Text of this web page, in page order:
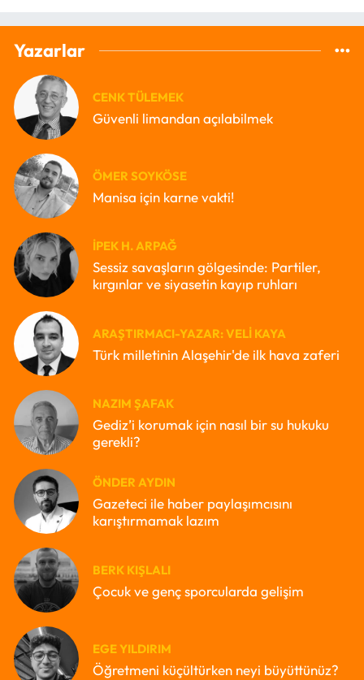
Yazarlar
CENK TÜLEMEK
Güvenli limandan açılabilmek
ÖMER SOYKÖSE
Manisa için karne vakti!
İPEK H. ARPAĞ
Sessiz savaşların gölgesinde: Partiler,
kırgınlar ve siyasetin kayıp ruhları
ARAŞTIRMACI-YAZAR: VELI KAYA
Türk milletinin Alaşehir'de ilk hava zaferi
NAZIM ŞAFAK
Gediz’i korumak için nasıl bir su hukuku
gerekli?
ÖNDER AYDIN
Gazeteci ile haber paylaşımcısını
karıştırmamak lazım
BERK KIŞLALI
Çocuk ve genç sporcularda gelişim
EGE YILDIRIM
Öğretmeni küçültürken neyi büyüttünüz?